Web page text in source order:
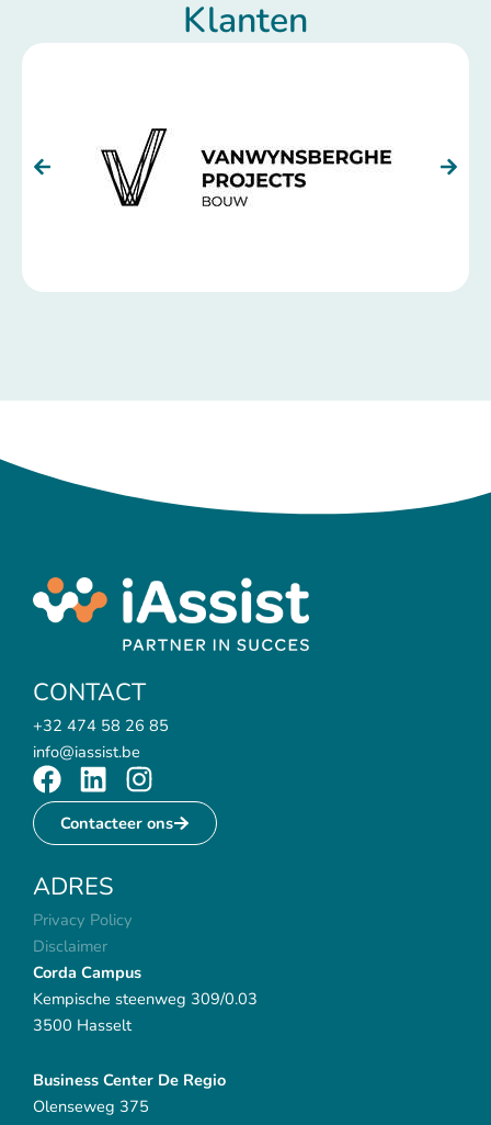
Klanten
CONTACT
+32 474 58 26 85
info@iassist.be
F
a
c
b
o
o
k
L
i
n
e
d
i
n
I
n
s
a
m
Contacteer ons
ADRES
Privacy Policy
Disclaimer
Corda Campus
Kempische steenweg 309/0.03
3500 Hasselt
Business Center De Regio
Olenseweg 375